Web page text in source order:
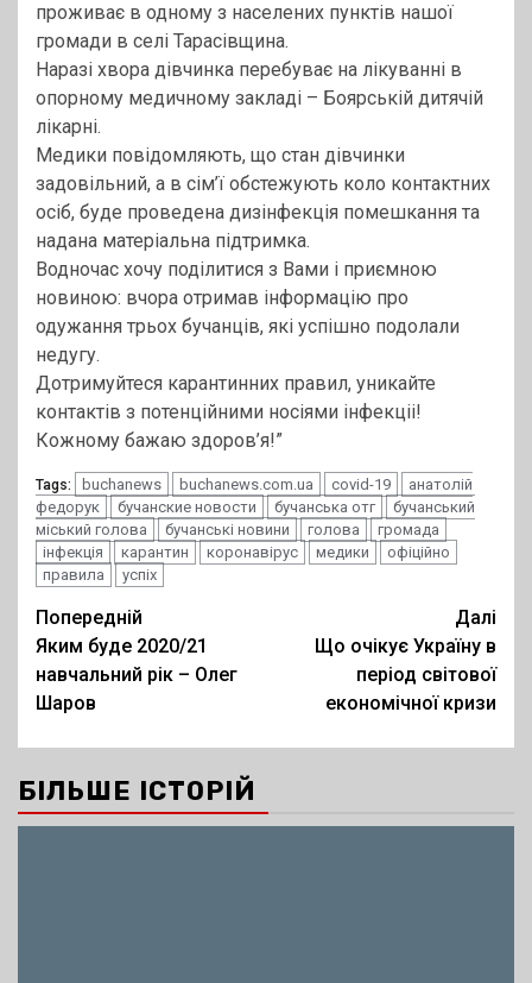
проживає в одному з населених пунктів нашої
громади в селі Тарасівщина.
Наразі хвора дівчинка перебуває на лікуванні в
опорному медичному закладі – Боярській дитячій
лікарні.
Медики повідомляють, що стан дівчинки
задовільний, а в сім’ї обстежують коло контактних
осіб, буде проведена дизінфекція помешкання та
надана матеріальна підтримка.
Водночас хочу поділитися з Вами і приємною
новиною: вчора отримав інформацію про
одужання трьох бучанців, які успішно подолали
недугу.
Дотримуйтеся карантинних правил, уникайте
контактів з потенційними носіями інфекціі!
Кожному бажаю здоров’я!”
Tags: buchanews buchanews.com.ua covid-19
анатолій
федорук
бучанские новости бучанська отг
бучанський
міський голова
бучанські новини голова
громада
інфекція
карантин коронавірус медики
офіційно
правила
успіх
Post
navigation
Попередній
Яким буде 2020/21
навчальний рік – Олег
Шаров
Далі
Що очікує Україну в
період світової
економічної кризи
БІЛЬШЕ ІСТОРІЙ